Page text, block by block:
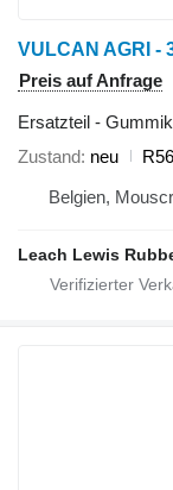
Preis auf Anfrage
Ersatzteil -
Zustand neu
Belgien,
Leach Lewis